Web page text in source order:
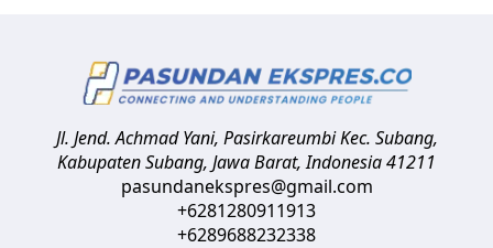
Jl. Jend. Achmad Yani, Pasirkareumbi Kec. Subang,
Kabupaten Subang, Jawa Barat,Indonesia41211
pasundanekspres@gmail.com
+6281280911913
+6289688232338